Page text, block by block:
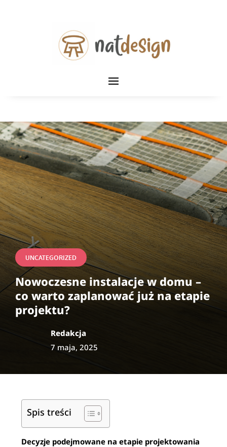
UNCATEGORIZED
Nowoczesne instalacje w domu –
co warto zaplanować już na etapie
projektu?
Redakcja
7 maja, 2025
Spis treści
Decyzje podejmowane na etapie projektowania